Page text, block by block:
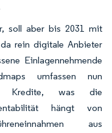
soll aber bis 2031 mit
rein digitale Anbieter
Einlagennehmende
umfassen nun
Kredite, was die
hängt von
aus